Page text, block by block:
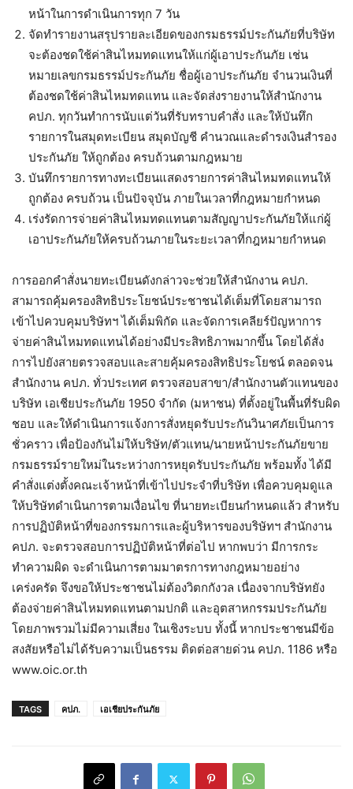
หน้าในการดำเนินการทุก 7 วัน
จัดทำรายงานสรุปรายละเอียดของกรมธรรม์ประกันภัยที่บริษัท
จะต้องชดใช้ค่าสินไหมทดแทนให้แก่ผู้เอาประกันภัย เช่น
หมายเลขกรมธรรม์ประกันภัย ชื่อผู้เอาประกันภัย จำนวนเงินที่
ต้องชดใช้ค่าสินไหมทดแทน และจัดส่งรายงานให้สำนักงาน
คปภ. ทุกวันทำการนับแต่วันที่รับทราบคำสั่ง และให้บันทึก
รายการในสมุดทะเบียน สมุดบัญชี คำนวณและดำรงเงินสำรอง
ประกันภัย ให้ถูกต้อง ครบถ้วนตามกฎหมาย
บันทึกรายการทางทะเบียนแสดงรายการค่าสินไหมทดแทนให้
ถูกต้อง ครบถ้วน เป็นปัจจุบัน ภายในเวลาที่กฎหมายกำหนด
เร่งรัดการจ่ายค่าสินไหมทดแทนตามสัญญาประกันภัยให้แก่ผู้
เอาประกันภัยให้ครบถ้วนภายในระยะเวลาที่กฎหมายกำหนด
การออกคำสั่งนายทะเบียนดังกล่าวจะช่วยให้สำนักงาน คปภ.
สามารถคุ้มครองสิทธิประโยชน์ประชาชนได้เต็มที่โดยสามารถ
เข้าไปควบคุมบริษัทฯ ได้เต็มพิกัด และจัดการเคลียร์ปัญหาการ
จ่ายค่าสินไหมทดแทนได้อย่างมีประสิทธิภาพมากขึ้น โดยได้สั่ง
การไปยังสายตรวจสอบและสายคุ้มครองสิทธิประโยชน์ ตลอดจน
สำนักงาน คปภ. ทั่วประเทศ ตรวจสอบสาขา/สำนักงานตัวแทนของ
บริษัท เอเชียประกันภัย 1950 จำกัด (มหาชน) ที่ตั้งอยู่ในพื้นที่รับผิด
ชอบ และให้ดำเนินการแจ้งการสั่งหยุดรับประกันวินาศภัยเป็นการ
ชั่วคราว เพื่อป้องกันไม่ให้บริษัท/ตัวแทน/นายหน้าประกันภัยขาย
กรมธรรม์รายใหม่ในระหว่างการหยุดรับประกันภัย พร้อมทั้ง ได้มี
คำสั่งแต่งตั้งคณะเจ้าหน้าที่เข้าไปประจำที่บริษัท เพื่อควบคุมดูแล
ให้บริษัทดำเนินการตามเงื่อนไข ที่นายทะเบียนกำหนดแล้ว สำหรับ
การปฏิบัติหน้าที่ของกรรมการและผู้บริหารของบริษัทฯ สำนักงาน
คปภ. จะตรวจสอบการปฏิบัติหน้าที่ต่อไป หากพบว่า มีการกระ
ทำความผิด จะดำเนินการตามมาตรการทางกฎหมายอย่าง
เคร่งครัด จึงขอให้ประชาชนไม่ต้องวิตกกังวล เนื่องจากบริษัทยัง
ต้องจ่ายค่าสินไหมทดแทนตามปกติ และอุตสาหกรรมประกันภัย
โดยภาพรวมไม่มีความเสี่ยง ในเชิงระบบ ทั้งนี้ หากประชาชนมีข้อ
สงสัยหรือไม่ได้รับความเป็นธรรม ติดต่อสายด่วน คปภ. 1186 หรือ
www.oic.or.th
TAGS คปภ. เอเชียประกันภัย